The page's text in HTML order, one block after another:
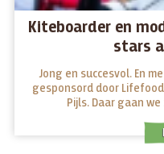
Kiteboarder en
stars
Jong en succesvol. En
gesponsord door
Pijls. Daar gaan